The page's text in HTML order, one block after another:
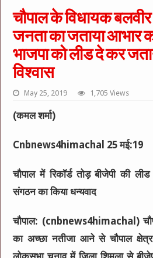
चौपाल के विधायक बलवीर
जनता का जताया आभार
भाजपा को लीड दे कर
विश्वास
May 25, 2019 1,705 Views
(कमल शर्मा)
Cnbnews4himachal 25 मई:19
चौपाल में रिकॉर्ड तोड़ बीजेपी की
संगठन का किया धन्यवाद
चौपाल: (cnbnews4himachal)
का अच्छा नतीजा आने से चौपाल